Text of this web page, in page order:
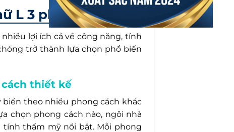
L 3 phòng ngủ?
lợi ích cả về công năng, tính
trở thành lựa chọn phổ biến
cách thiết kế
theo nhiều phong cách khác
chọn phong cách nào, ngôi nhà
thẩm mỹ nổi bật. Mỗi phong